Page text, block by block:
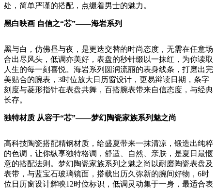
处，简单严谨的搭配，点缀着男士的魅力。
黑白映画 自信之“芯”——海岩系列
黑与白，仿佛昼与夜，是更迭交替的时尚态度，无需在任意场
合出尽风头，低调亦美好，表盘的秒针缀以一抹红，为你读取
人生的每一刻喜悦。海岩系列圆润流丽的表身线条，打磨出完
美贴合的腕表，3时位放大日历窗设计，更易辩读日期，条字
刻度与菱形指针在表盘共舞，百搭腕表带来自信态度，与经典
长存。
独特材质 从容于“芯”——梦幻陶瓷家族系列魅之尚
高科技陶瓷搭配精钢材质，给盛夏带来一抹清凉，锻造出纯粹
的色调，让你纵享独特格调，舒适、自然、亲肤，是夏日最惬
意的搭配法则。梦幻陶瓷家族系列之魅之尚以耐磨陶瓷表盘及
表带，与蓝宝石玻璃镜面，搭载出历久弥新的腕间好物，6时
位日历窗设计辉映12时位标识，低调灵动集于一身，最适合表